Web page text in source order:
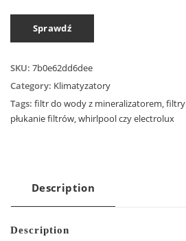
Sprawdź
SKU: 7b0e62dd6dee
Category: Klimatyzatory
Tags: filtr do wody z mineralizatorem,filtry
płukanie filtrów,whirlpool czy electrolux
Description
Description